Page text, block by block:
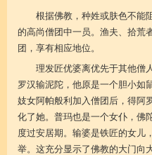
根据佛教，种姓或肤色不能
的高尚僧团中一员。渔夫、拾荒
团，享有相应地位。
理发匠优婆离优先于其他僧
罗汉输泥陀，他原是一个胆小如
妓女阿帕般利加入僧团后，得阿
化了她。普玛也是一个女仆，佛
度过安居期。输婆是铁匠的女儿
举。这充分显示了佛教的大门向